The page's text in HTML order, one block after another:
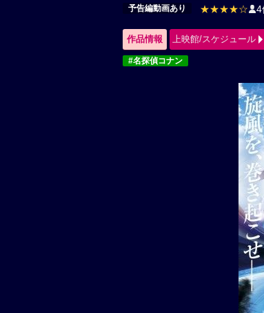
予告編動画あり
★★★★☆ 4
作品情報 上映館/スケジュール
#名探偵コナン